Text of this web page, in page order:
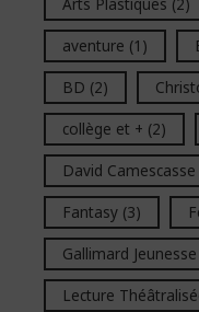
aventure (1)
BD (2)
collège et + (2)
David
Fantasy (3)
Gallimard Jeunesse
Lecture